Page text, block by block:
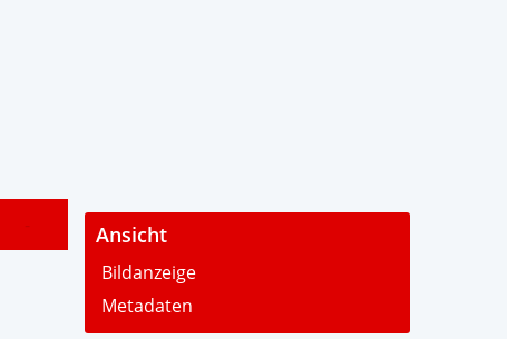
- Ansicht
Bildanzeige
Metadaten